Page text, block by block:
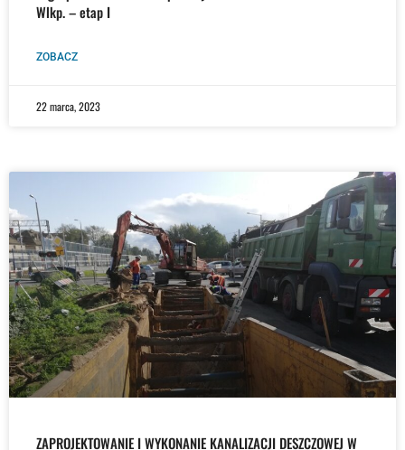
Wlkp. – etap I
ZOBACZ
22 marca, 2023
ZAPROJEKTOWANIE I WYKONANIE KANALIZACJI DESZCZOWEJ W